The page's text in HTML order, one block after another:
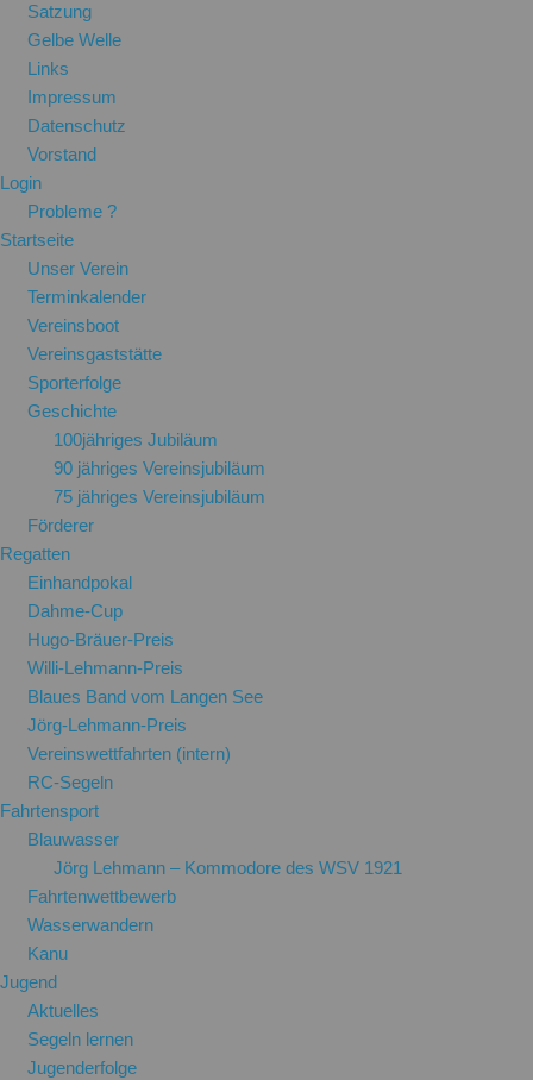
Satzung
Gelbe Welle
Links
Impressum
Datenschutz
Vorstand
Login
Probleme ?
Startseite
Unser Verein
Terminkalender
Vereinsboot
Vereinsgaststätte
Sporterfolge
Geschichte
100jähriges Jubiläum
90 jähriges Vereinsjubiläum
75 jähriges Vereinsjubiläum
Förderer
Regatten
Einhandpokal
Dahme-Cup
Hugo-Bräuer-Preis
Willi-Lehmann-Preis
Blaues Band vom Langen See
Jörg-Lehmann-Preis
Vereinswettfahrten (intern)
RC-Segeln
Fahrtensport
Blauwasser
Jörg Lehmann – Kommodore des WSV 1921
Fahrtenwettbewerb
Wasserwandern
Kanu
Jugend
Aktuelles
Segeln lernen
Jugenderfolge